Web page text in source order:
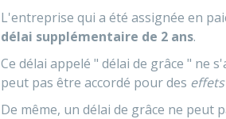
L'entreprise qui a été assignée en
délai supplémentaire de 2 ans.
Ce délai appelé " délai de grâce " ne
peut pas être accordé pour des
De même, un délai de grâce ne peut